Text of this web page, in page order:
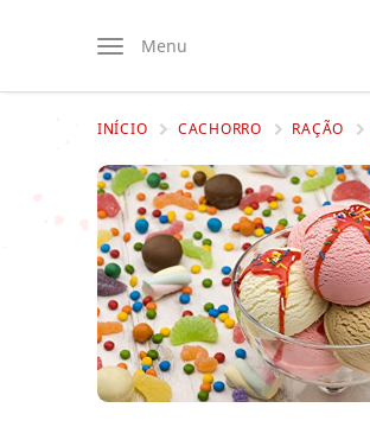
Menu
INÍCIO CACHORRO RAÇÃO